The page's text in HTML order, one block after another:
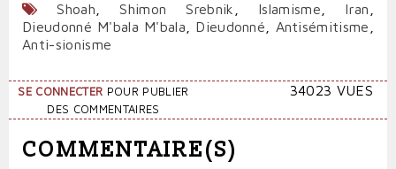
Shoah ,Shimon Srebnik Islamisme Iran
Dieudonné M'bala M'bala
Dieudonné Antisémitisme
Anti-sionisme
SE CONNECTER POUR PUBLIER
DES COMMENTAIRES
34023 VUES
COMMENTAIRE(S)